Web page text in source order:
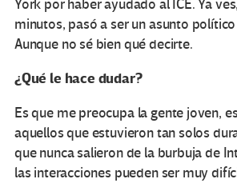
York por haber ayudado al ICE. Ya
minutos, pasó a ser un asunto
Aunque no sé bien qué decirte.
¿Qué le hace dudar?
Es que me preocupa la gente joven,
aquellos que estuvieron tan solos
que nunca salieron de la burbuja de
las interacciones pueden ser muy